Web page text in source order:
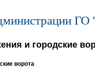
ГО
и городские
ворота